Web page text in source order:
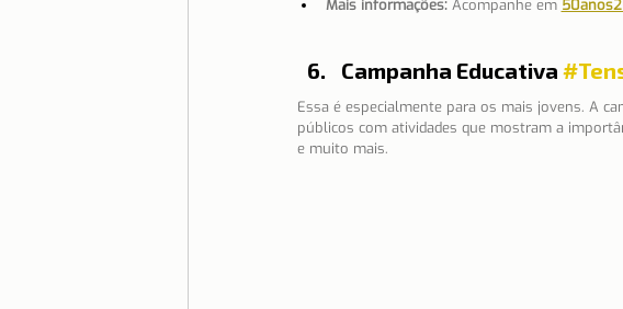
Mais informações: Acompanhe em
Campanha Educativa
Essa é especialmente para os mais jovens. A
públicos com atividades que mostram a
e muito mais.